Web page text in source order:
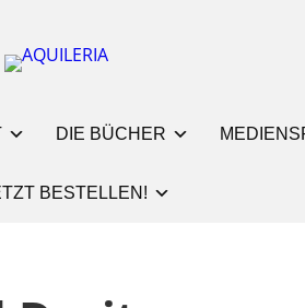
DIE BÜCHER
BESTELLEN!